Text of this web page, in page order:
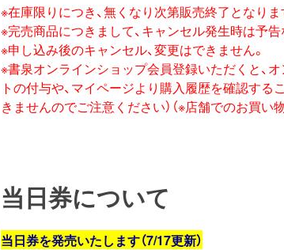
※在庫限りにつき、無くなり次第販売終了となりま
※完売商品につきまして、キャンセル発生時は予
※申し込み後のキャンセル、変更はできません。
※書泉オンラインショップ会員登録いただくと、
トの付与や、マイページより購入履歴を確認す
きませんのでご注意ください）（※店舗でのお買い
当日券について
当日券を発売いたします（7/17更新）